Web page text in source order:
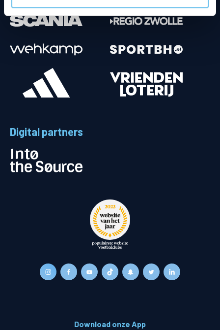
Digital partners
Download onze App